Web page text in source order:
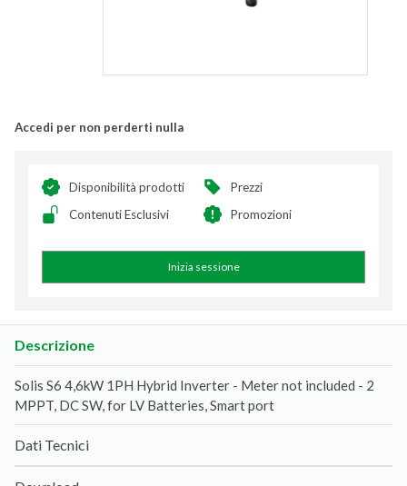
Accedi per non perderti nulla
Disponibilità prodotti
Prezzi
Contenuti Esclusivi
Promozioni
Inizia sessione
Descrizione
Solis S6 4,6kW 1PH Hybrid Inverter - Meter not included - 2
MPPT, DC SW, for LV Batteries, Smart port
Dati Tecnici